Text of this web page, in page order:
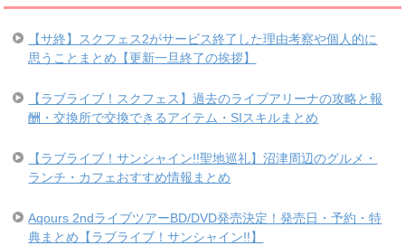
【サ終】スクフェス2がサービス終了した理由考察や個人的に
思うことまとめ【更新一旦終了の挨拶】
【ラブライブ！スクフェス】過去のライブアリーナの攻略と報
酬・交換所で交換できるアイテム・SIスキルまとめ
【ラブライブ！サンシャイン!!聖地巡礼】沼津周辺のグルメ・
ランチ・カフェおすすめ情報まとめ
Aqours 2ndライブツアーBD/DVD発売決定！発売日・予約・特
典まとめ【ラブライブ！サンシャイン!!】